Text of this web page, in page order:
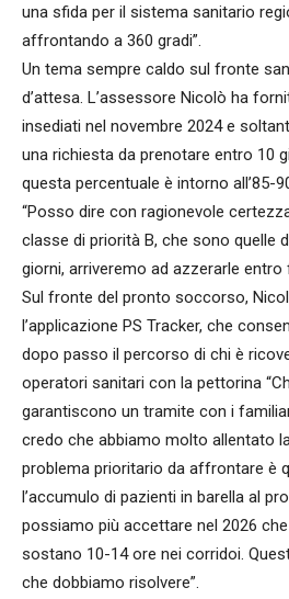
una sfida per il sistema sanitario
affrontando a 360 gradi”.
Un tema sempre caldo sul fronte
d’attesa. L’assessore Nicolò ha
insediati nel novembre 2024 e
una richiesta da prenotare entro 10
questa percentuale è intorno all’85-
“Posso dire con ragionevole
classe di priorità B, che sono quelle
giorni, arriveremo ad azzerarle entro
Sul fronte del pronto soccorso,
l’applicazione PS Tracker, che
dopo passo il percorso di chi è
operatori sanitari con la pettorina
garantiscono un tramite con i
credo che abbiamo molto allentato
problema prioritario da affrontare è
l’accumulo di pazienti in barella al
possiamo più accettare nel 2026
sostano 10-14 ore nei corridoi.
che dobbiamo risolvere”.